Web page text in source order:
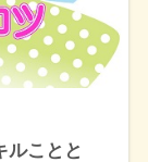
ルことと